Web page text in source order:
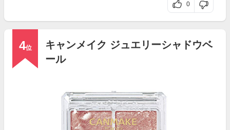
0
4位
キャンメイク ジュエリーシャドウベ
ール